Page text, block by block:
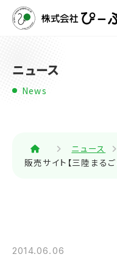
ニュース
News
ニュース
販売サイト【三陸まる
2014.06.06